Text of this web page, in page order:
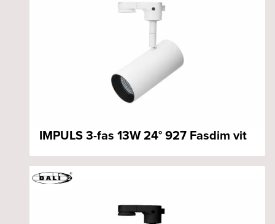
IMPULS 3-fas 13W 24° 927 Fasdim vit